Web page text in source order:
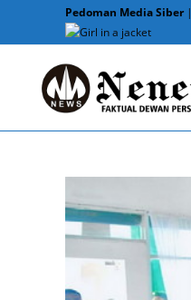
Pedoman Media Siber|